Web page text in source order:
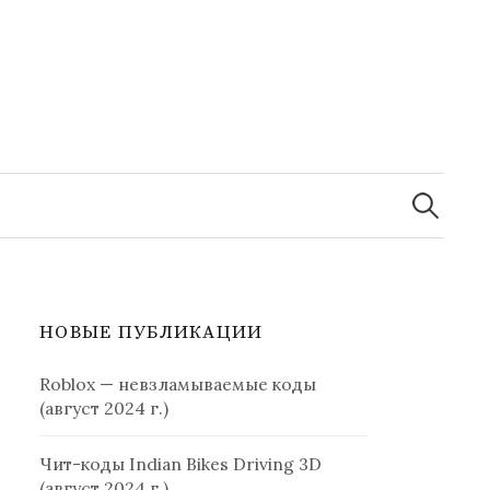
Найти:
НОВЫЕ ПУБЛИКАЦИИ
Roblox — невзламываемые коды
(август 2024 г.)
Чит-коды Indian Bikes Driving 3D